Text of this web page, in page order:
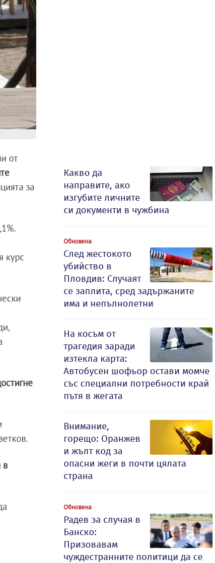
от
за
курс
в
Какво да
направите, ако
изгубите личните
си документи в чужбина
Обновена
След жестокото
убийство в
Пловдив: Случаят
се заплита, сред задържаните
има и непълнолетни
На косъм от
трагедия заради
изтекла карта:
Автобусен шофьор остави момче
със специални потребности край
пътя в жегата
Внимание,
горещо: Оранжев
и жълт код за
опасни жеги в почти цялата
страна
Обновена
Радев за случая в
Банско:
Призовавам
чуждестранните политици да се